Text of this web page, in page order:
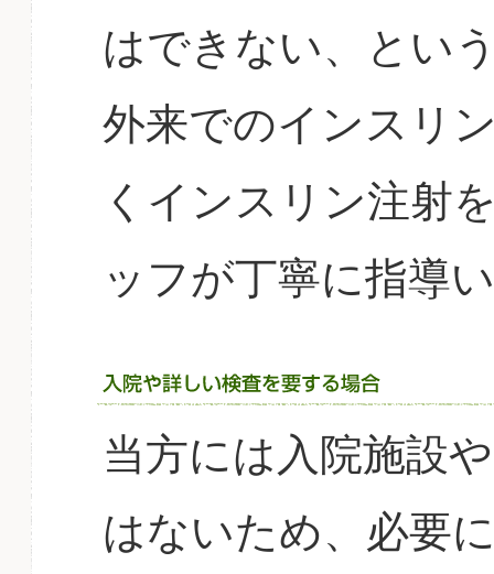
はできない、とい
外来でのインスリ
くインスリン注射
ッフが丁寧に指導
当方には入院施設
はないため、必要